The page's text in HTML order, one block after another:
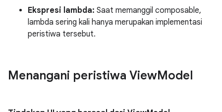
Ekspresi lambda: Saat memanggil composable,
lambda sering kali hanya merupakan implementasi
peristiwa tersebut.
Menangani peristiwa ViewModel